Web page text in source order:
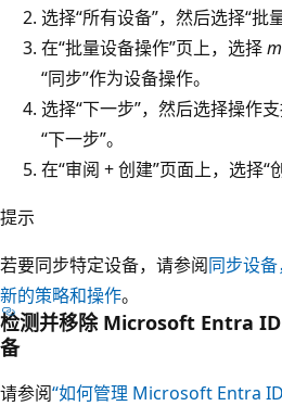
选择“所有设备”，然后选择“批
在“批量设备操作”页上，选择
“同步”作为设备操作。
选择“下一步”，然后选择操作
“下一步”。
在“审阅 + 创建”页面上，选择“
提示
若要同步特定设备，请参阅同步设
新的策略和操作。
检测并移除 Microsoft Entra
备
请参阅“如何管理 Microsoft Entra